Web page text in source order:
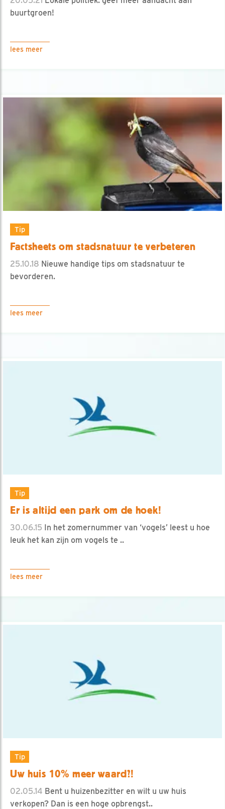
buurtgroen!
lees meer
Tip
Factsheets om stadsnatuur te verbeteren
25.10.18 Nieuwe handige tips om stadsnatuur te
bevorderen.
lees meer
Tip
Er is altijd een park om de hoek!
30.06.15 In het zomernummer van ‘vogels’ leest u hoe
leuk het kan zijn om vogels te ..
lees meer
Tip
Uw huis 10% meer waard?!
02.05.14 Bent u huizenbezitter en wilt u uw huis
verkopen? Dan is een hoge opbrengst..